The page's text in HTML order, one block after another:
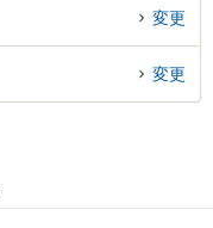
変更
変更